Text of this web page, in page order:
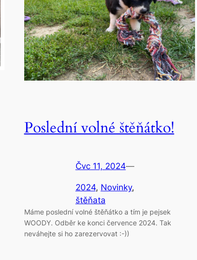
Poslední volné štěňátko!
Čvc 11, 2024—
2024, Novinky
štěňata
Máme poslední volné štěňátko a tím je pejsek
WOODY. Odběr ke konci července 2024. Tak
neváhejte si ho zarezervovat :-))